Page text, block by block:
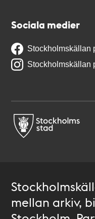
Sociala medier
Stockholmskällan
Stockholmskällan
mellan arkiv,